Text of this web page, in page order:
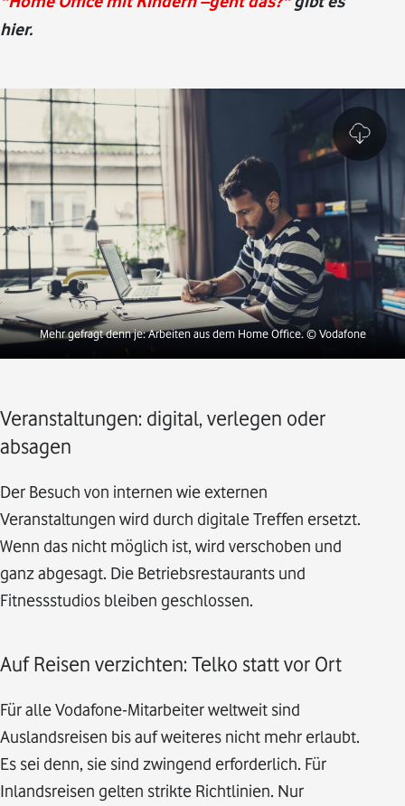
hier.
Mehr gefragt denn je: Arbeiten aus dem Home Office.© Vodafone
Veranstaltungen: digital, verlegen oder
absagen
Der Besuch von internen wie externen
Veranstaltungen wird durch digitale Treffen ersetzt.
Wenn das nicht möglich ist, wird verschoben und
ganz abgesagt. Die Betriebsrestaurants und
Fitnessstudios bleiben geschlossen.
Auf Reisen verzichten: Telko statt vor Ort
Für alle Vodafone-Mitarbeiter weltweit sind
Auslandsreisen bis auf weiteres nicht mehr erlaubt.
Es sei denn, sie sind zwingend erforderlich. Für
Inlandsreisen gelten strikte Richtlinien. Nur